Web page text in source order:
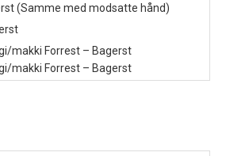
(Samme med modsatte hånd)
makki Forrest – Bagerst
makki Forrest – Bagerst